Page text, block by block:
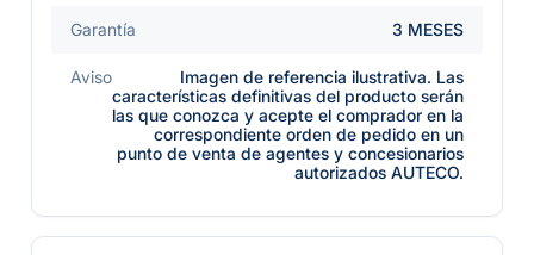
Garantía 3 MESES
Aviso
Imagen de referencia ilustrativa. Las
características definitivas del producto serán
las que conozca y acepte el comprador en la
correspondiente orden de pedido en un
punto de venta de agentes y concesionarios
autorizados AUTECO.